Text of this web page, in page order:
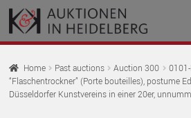
Skip
to
navigation
Skip
to
content
Home
Auctions
Home Past auctions Auction 300
“Flaschentrockner” (Porte bouteilles), postume
Düsseldorfer Kunstvereins in einer 20er,